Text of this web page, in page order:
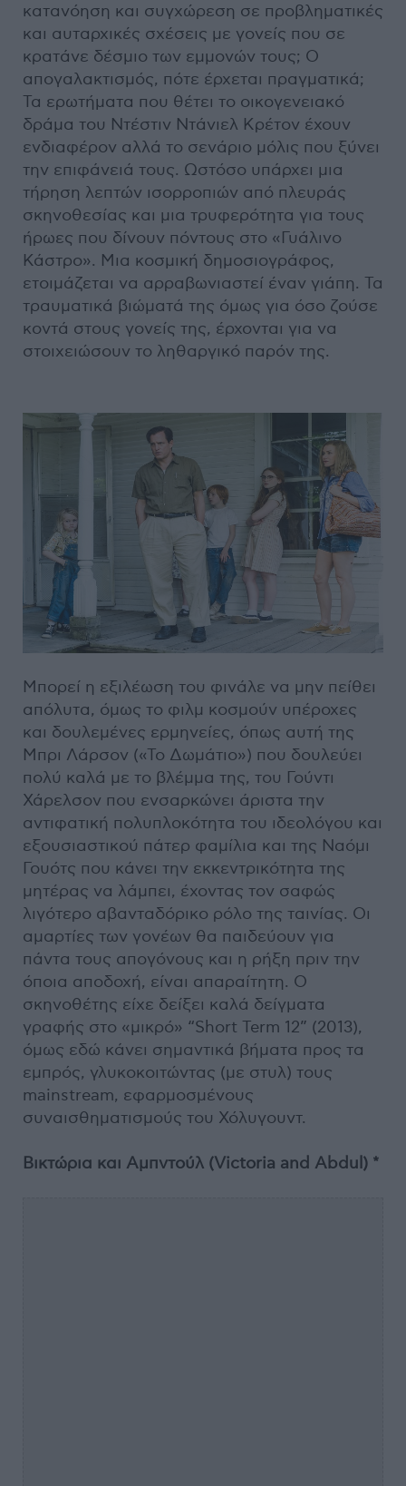
κατανόηση και συγχώρεση σε προβληματικές
και αυταρχικές σχέσεις με γονείς που σε
κρατάνε δέσμιο των εμμονών τους; Ο
απογαλακτισμός, πότε έρχεται πραγματικά;
Τα ερωτήματα που θέτει το οικογενειακό
δράμα του Ντέστιν Ντάνιελ Κρέτον έχουν
ενδιαφέρον αλλά το σενάριο μόλις που ξύνει
την επιφάνειά τους. Ωστόσο υπάρχει μια
τήρηση λεπτών ισορροπιών από πλευράς
σκηνοθεσίας και μια τρυφερότητα για τους
ήρωες που δίνουν πόντους στο «Γυάλινο
Κάστρο». Μια κοσμική δημοσιογράφος,
ετοιμάζεται να αρραβωνιαστεί έναν γιάπη. Τα
τραυματικά βιώματά της όμως για όσο ζούσε
κοντά στους γονείς της, έρχονται για να
στοιχειώσουν το ληθαργικό παρόν της.
Μπορεί η εξιλέωση του φινάλε να μην πείθει
απόλυτα, όμως το φιλμ κοσμούν υπέροχες
και δουλεμένες ερμηνείες, όπως αυτή της
Μπρι Λάρσον («Το Δωμάτιο») που δουλεύει
πολύ καλά με το βλέμμα της, του Γούντι
Χάρελσον που ενσαρκώνει άριστα την
αντιφατική πολυπλοκότητα του ιδεολόγου και
εξουσιαστικού πάτερ φαμίλια και της Ναόμι
Γουότς που κάνει την εκκεντρικότητα της
μητέρας να λάμπει, έχοντας τον σαφώς
λιγότερο αβανταδόρικο ρόλο της ταινίας. Οι
αμαρτίες των γονέων θα παιδεύουν για
πάντα τους απογόνους και η ρήξη πριν την
όποια αποδοχή, είναι απαραίτητη. Ο
σκηνοθέτης είχε δείξει καλά δείγματα
γραφής στο «μικρό» “Short Term 12” (2013),
όμως εδώ κάνει σημαντικά βήματα προς τα
εμπρός, γλυκοκοιτώντας (με στυλ) τους
mainstream, εφαρμοσμένους
συναισθηματισμούς του Χόλυγουντ.
Βικτώρια και Αμπντούλ (Victoria and Abdul) *